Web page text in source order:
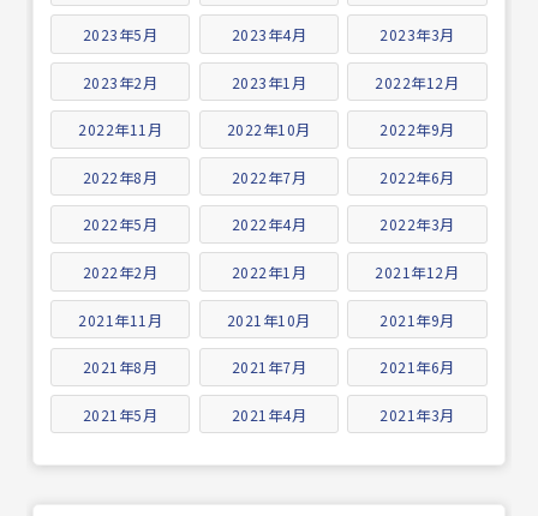
2023年5月 2023年4月 2023年3月
2023年2月 2023年1月 2022年12月
2022年11月 2022年10月 2022年9月
2022年8月 2022年7月 2022年6月
2022年5月 2022年4月 2022年3月
2022年2月 2022年1月 2021年12月
2021年11月 2021年10月 2021年9月
2021年8月 2021年7月 2021年6月
2021年5月 2021年4月 2021年3月